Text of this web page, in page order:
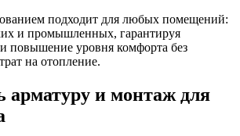
подходит для любых помещений:
и промышленных, гарантируя
повышение уровня комфорта без
на отопление.
арматуру и монтаж для